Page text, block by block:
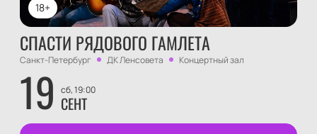
18+
СПАСТИ РЯДОВОГО ГАМЛЕТА
Санкт-Петербург ДК Ленсовета Концертный зал
19 сб, 19:00
СЕНТ